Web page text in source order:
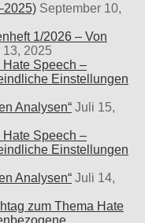
September 10,
1/2026 – Von
2025
Hate Speech –
Einstellungen
Analysen“ Juli 15,
Hate Speech –
Einstellungen
Analysen“ Juli 14,
zum Thema Hate